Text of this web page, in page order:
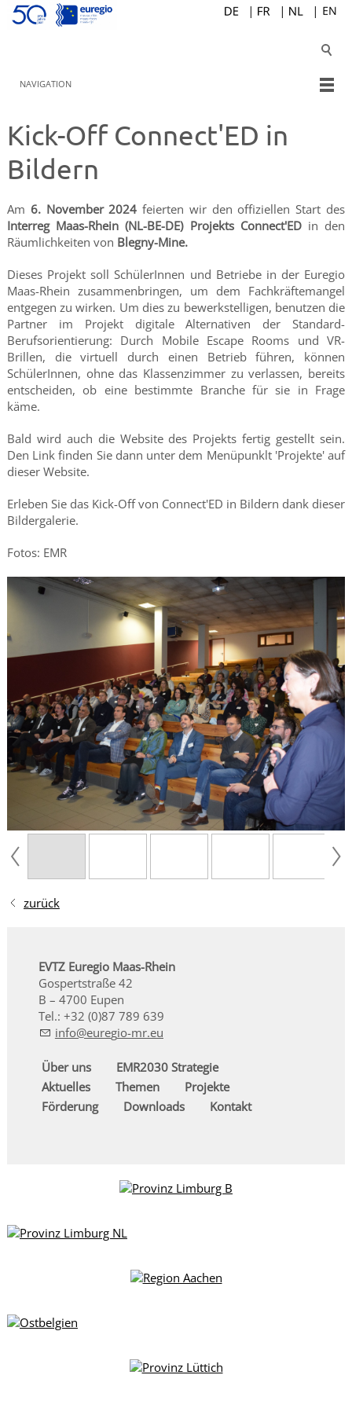
NAVIGATION
Kick-Off Connect'ED in
Bildern
Am 6. November 2024 feierten wir den offiziellen Start des
Interreg Maas-Rhein (NL-BE-DE) Projekts Connect'EDin den
Räumlichkeiten von Blegny-Mine.
Dieses Projekt soll SchülerInnen und Betriebe in der Euregio
Maas-Rhein zusammenbringen, um dem Fachkräftemangel
entgegen zu wirken. Um dies zu bewerkstelligen, benutzen die
Partner im Projekt digitale Alternativen der Standard-
Berufsorientierung: Durch Mobile Escape Rooms und VR-
Brillen, die virtuell durch einen Betrieb führen, können
SchülerInnen, ohne das Klassenzimmer zu verlassen, bereits
entscheiden, ob eine bestimmte Branche für sie in Frage
käme.
Bald wird auch die Website des Projekts fertig gestellt sein.
Den Link finden Sie dann unter dem Menüpunklt 'Projekte' auf
dieser Website.
Erleben Sie das Kick-Off von Connect'ED in Bildern dank dieser
Bildergalerie.
Fotos: EMR
zurück
EVTZ Euregio Maas-Rhein
Gospertstraße 42
B – 4700 Eupen
Tel.: +32 (0)87 789 639
nf
r g -mr
Über uns
EMR2030 Strategie
Aktuelles
Themen
Projekte
Förderung
Downloads Kontakt